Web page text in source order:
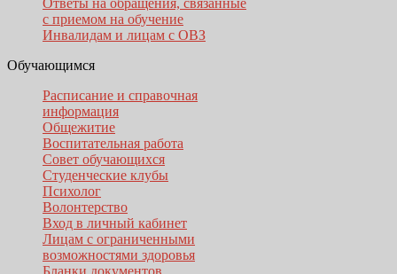
с приемом на обучение
Инвалидам и лицам с ОВЗ
Обучающимся
Расписание и справочная
информация
Общежитие
Воспитательная работа
Совет обучающихся
Студенческие клубы
Психолог
Волонтерство
Вход в личный кабинет
Лицам с ограниченными
возможностями здоровья
Бланки документов